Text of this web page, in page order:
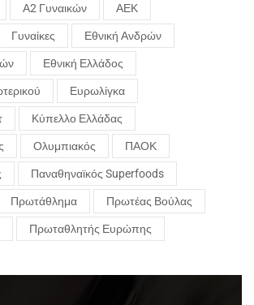
Α2 Γυναικών ΑΕΚ
Γυναίκες Εθνική Ανδρών
Εθνική Ελλάδος
Ευρωλίγκα
Κύπελλο Ελλάδας
Ολυμπιακός ΠΑΟΚ
Παναθηναϊκός Superfoods
Πρωτάθλημα Πρωτέας Βούλας
Πρωταθλητής Ευρώπης